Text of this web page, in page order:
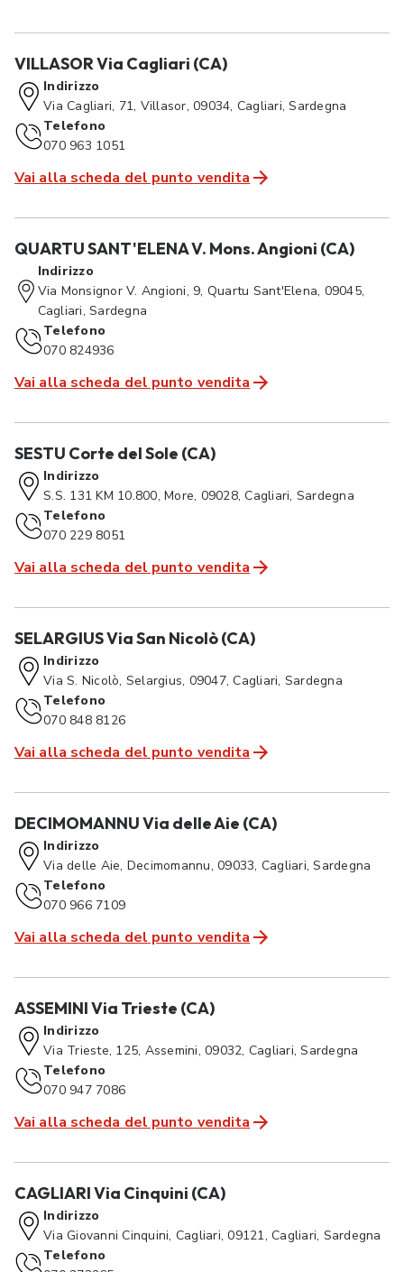
VILLASOR Via Cagliari (CA)
Indirizzo
Via Cagliari, 71, Villasor, 09034, Cagliari, Sardegna
Telefono
070 963 1051
Vai alla scheda del punto vendita
QUARTU SANT'ELENA V. Mons. Angioni (CA)
Indirizzo
Via Monsignor V. Angioni, 9, Quartu Sant'Elena, 09045,
Cagliari, Sardegna
Telefono
070 824936
Vai alla scheda del punto vendita
SESTU Corte del Sole (CA)
Indirizzo
S.S. 131 KM 10.800, More, 09028, Cagliari, Sardegna
Telefono
070 229 8051
Vai alla scheda del punto vendita
SELARGIUS Via San Nicolò (CA)
Indirizzo
Via S. Nicolò, Selargius, 09047, Cagliari, Sardegna
Telefono
070 848 8126
Vai alla scheda del punto vendita
DECIMOMANNU Via delle Aie (CA)
Indirizzo
Via delle Aie, Decimomannu, 09033, Cagliari, Sardegna
Telefono
070 966 7109
Vai alla scheda del punto vendita
ASSEMINI Via Trieste (CA)
Indirizzo
Via Trieste, 125, Assemini, 09032, Cagliari, Sardegna
Telefono
070 947 7086
Vai alla scheda del punto vendita
CAGLIARI Via Cinquini (CA)
Indirizzo
Via Giovanni Cinquini, Cagliari, 09121, Cagliari, Sardegna
Telefono